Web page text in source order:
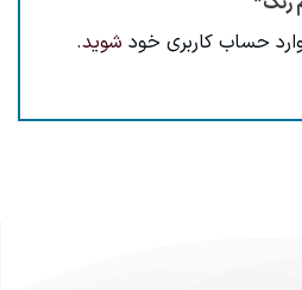
حساب کاربری خود شوید.